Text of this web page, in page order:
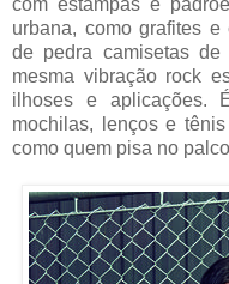
urbana, como grafites e
de pedra camisetas
mesma vibração rock
ilhoses e aplicações.
mochilas, lenços e
como quem pisa no